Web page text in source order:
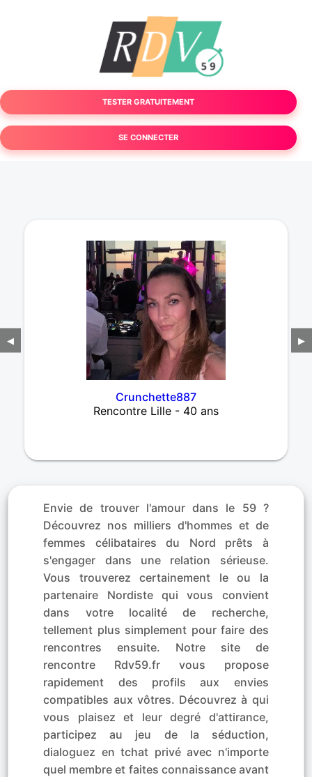
TESTER GRATUITEMENT
SE CONNECTER
◀
Crunchette887
Rencontre Lille - 40 ans
▶
Envie de trouver l'amour dans le 59 ?
Découvrez nos milliers d'hommes et de
femmes célibataires du Nord prêts à
s'engager dans une relation sérieuse.
Vous trouverez certainement le ou la
partenaire Nordiste qui vous convient
dans votre localité de recherche,
tellement plus simplement pour faire des
rencontres ensuite. Notre site de
rencontre Rdv59.fr vous propose
rapidement des profils aux envies
compatibles aux vôtres. Découvrez à qui
vous plaisez et leur degré d'attirance,
participez au jeu de la séduction,
dialoguez en tchat privé avec n'importe
quel membre et faites connaissance avant